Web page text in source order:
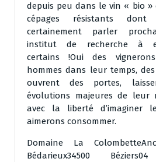
depuis peu dans le vin « bio
cépages résistants dont
certainement parler
institut de recherche à
certains !Oui des
hommes dans leur temps,
ouvrent des portes,
évolutions majeures de leur
avec la liberté d’imaginer
aimerons consommer.
Domaine La
Bédarieux34500